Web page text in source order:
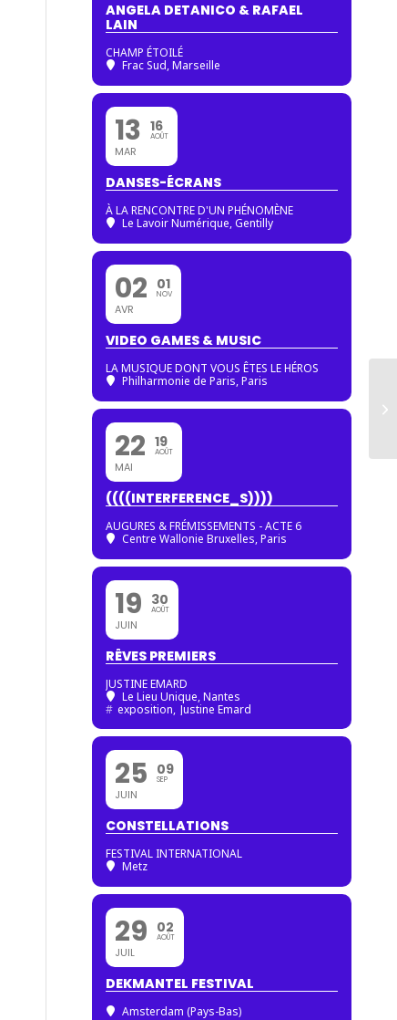
ANGELA DETANICO & RAFAEL
LAIN
CHAMP ÉTOILÉ
Frac Sud, Marseille
13
MAR
16
AOÛT
DANSES-ÉCRANS
À LA RENCONTRE D'UN PHÉNOMÈNE
Le Lavoir Numérique, Gentilly
02
AVR
01
NOV
VIDEO GAMES & MUSIC
LA MUSIQUE DONT VOUS ÊTES LE HÉROS
Philharmonie de Paris, Paris
22
MAI
19
AOÛT
((((INTERFERENCE_S))))
AUGURES & FRÉMISSEMENTS - ACTE 6
Centre Wallonie Bruxelles, Paris
19
JUIN
30
AOÛT
RÊVES PREMIERS
JUSTINE EMARD
Le Lieu Unique, Nantes
# exposition, Justine Emard
25
JUIN
09
SEP
CONSTELLATIONS
FESTIVAL INTERNATIONAL
Metz
29
JUIL
02
AOÛT
DEKMANTEL FESTIVAL
Amsterdam (Pays-Bas)